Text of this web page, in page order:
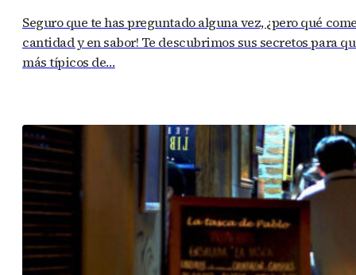
Seguro que te has preguntado alguna vez, ¿pero qué
cantidad y en sabor! Te descubrimos sus secretos para
más típicos de…